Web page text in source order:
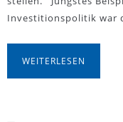
Investitionspolitik war
WEITERLESEN